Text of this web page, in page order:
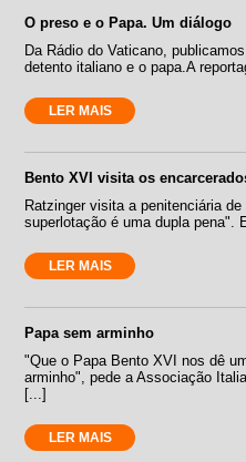
O preso e o Papa. Um diálogo
Da Rádio do Vaticano,
detento italiano e o papa.A
LER MAIS
Bento XVI visita os
Ratzinger visita a penitenciária
superlotação é uma dupla pena".
LER MAIS
Papa sem arminho
"Que o Papa Bento XVI nos dê
arminho", pede a Associação
[...]
LER MAIS